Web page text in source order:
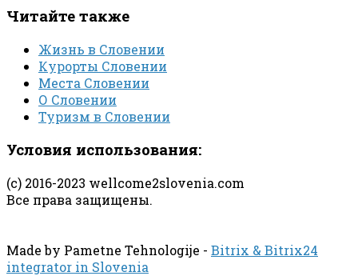
Читайте также
Жизнь в Словении
Курорты Словении
Места Словении
О Словении
Туризм в Словении
Условия использования:
(с) 2016-2023 wellcome2slovenia.com
Все права защищены.
Made by Pametne Tehnologije - Bitrix & Bitrix24
integrator in Slovenia